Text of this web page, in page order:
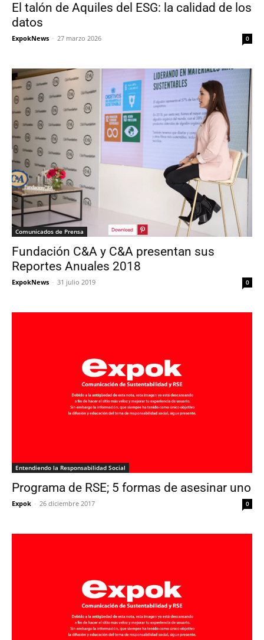
El talón de Aquiles del ESG: la calidad de los
datos
ExpokNews - 27 marzo 2026 0
Comunicados de Prensa
Fundación C&A y C&A presentan sus
Reportes Anuales 2018
ExpokNews - 31 julio 2019 0
Entendiendo la Responsabilidad Social
Programa de RSE; 5 formas de asesinar uno
Expok - 26 diciembre 2017 0